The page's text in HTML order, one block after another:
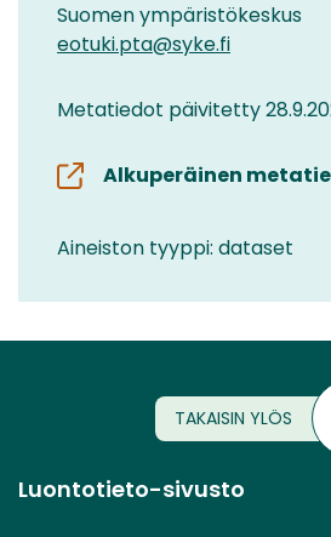
Suomen ympäristökeskus
eotuki.pta@syke.fi
Metatiedot päivitetty
Alkuperäinen
Aineiston tyyppi: dataset
TAKAISIN YLÖS
Luontotieto-sivusto